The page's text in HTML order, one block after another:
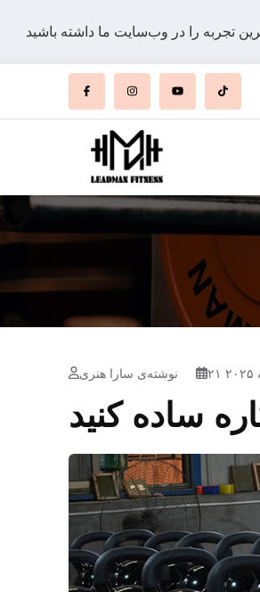
نوشته‌ی سارا هنری
ساده کنید